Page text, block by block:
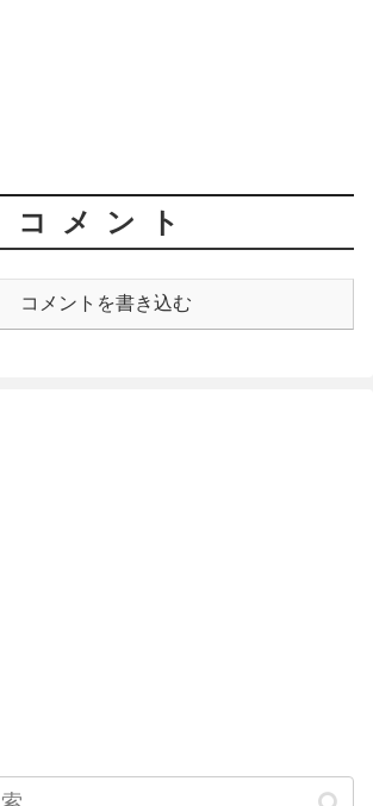
コメント
コメントを書き込む